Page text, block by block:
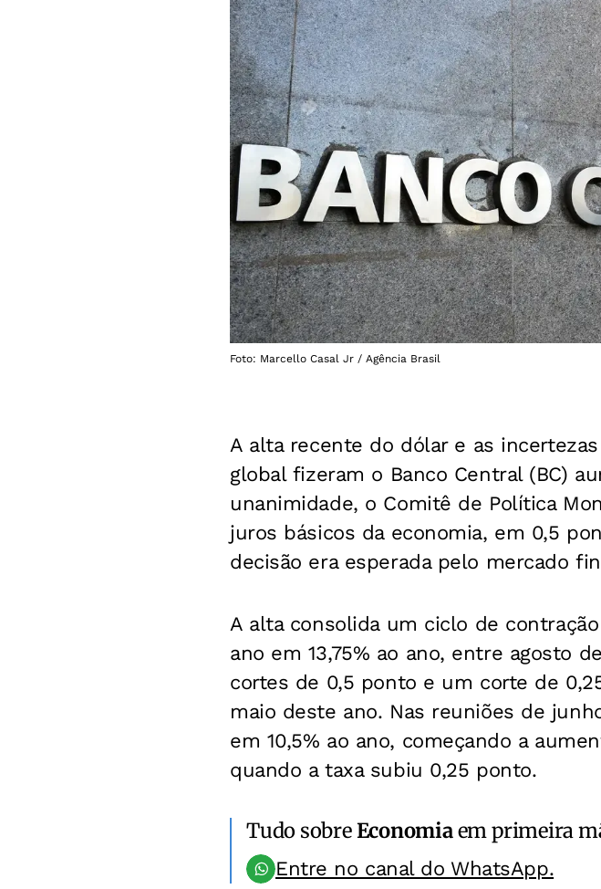
Foto: Marcello Casal Jr / Agência Brasil
A alta recente do dólar e as
global fizeram o Banco Central (BC)
unanimidade, o Comitê de Política
juros básicos da economia, em 0,5
decisão era esperada pelo mercado
A alta consolida um ciclo de
ano em 13,75% ao ano, entre agosto
cortes de 0,5 ponto e um corte de
maio deste ano. Nas reuniões de
em 10,5% ao ano, começando a
quando a taxa subiu 0,25 ponto.
Tudo sobreEconomiaem primeira
Entre no canal do WhatsApp.